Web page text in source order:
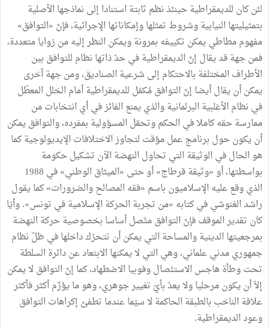
لئن كان للديمقراطية حينئذ نظم ثابتة استنادا إلى نماذجها الأصلية
بتمثيليتها النيابية وشروط تمثلها وإمكاناتها الإجرائية، فإنّ «التوافق»
مفهوم مطاطي يمكن تكييفه بمرونة ويمكن النظر إليه من زوايا متعددة،
فمن جهة قد يقال إنّ الديمقراطية في حدّ ذاتها نظام للتوافق بين
الأطراف المختلفة بالاحتكام إلى شرعية الصناديق، ومن جهة أخرى
يمكن أن يقال أيضا إنّ التوافق مُكمّل للديمقراطية أمام الخلل المعطّل
في نظام الأغلبية البرلمانية والذي يمنع الفائز في أي انتخابات من
ممارسة حقه كاملا في الحكم وتحمّل المسؤولية بمفرده، والتوافق يمكن
أن يكون حول برنامج عمل مؤقت لتجاوز الاختلافات الإيديولوجية كما
هو الحال في الوثيقة التي تحاول النهضة الآن تشكيل حكومة
بواسطتها، أو «وثيقة قرطاج» أو حتى «الميثاق الوطني» في 1988
الذي وقع عليه الإسلاميون باسم «فقه المصالح والضرورات» كما يقول
راشد الغنوشي في كتابه «من تجربة الحركة الإسلامية في تونس». وأيّا
كان تقدير الموقف فإنّ التوافق متّصل أساسا بخصوصية حركة النهضة
بمرجعيتها الدينية والمساحة التي يمكن أن تتحرّك داخلها في ظلّ نظام
جمهوري مدني علماني، وهي التي لا يمكنها الابتعاد عن دائرة السلطة
تحت وطأة هاجس الاستئصال وفوبيا الاضطهاد، كما إنّ التوافق لا يمكن
إلاّ أن يكون مرحليا ولا يعدّ بأيّ تغيير جوهري، وهو ما يؤزّم أكثر فأكثر
علاقة الناخب بالطبقة الحاكمة لا سيّما عندما تطفئ إكراهات التوافق
وعود الديمقراطية.